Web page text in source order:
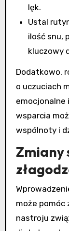
lęk.
Ustal
ilość snu,
kluczowy
Dodatkowo,
o uczuciach
emocjonalne
wsparcia
wspólnoty i
Zmiany
może pomóc
nastroju